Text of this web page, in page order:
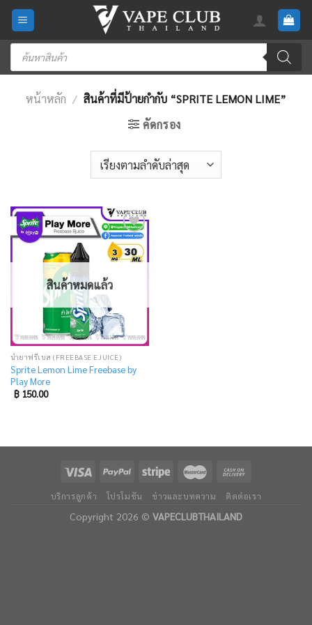
Skip
content
Products
search
หน้าหลัก / สินค้าที่มีป้ายกำกับ “SPRITE LEMON LIME”
คัดกรอง
Add
to
wishlist
สินค้าหมดแล้ว
น้ำยาฟรีเบส (FREEBASE EJUICE)
Sprite Lemon Lime Freebase by
Play More
฿150.00
บริการลูกค้า โปรโมชัน ข่าวและบทความ ติดต่อเรา
Copyright 2026 © VAPECLUBTHAILAND